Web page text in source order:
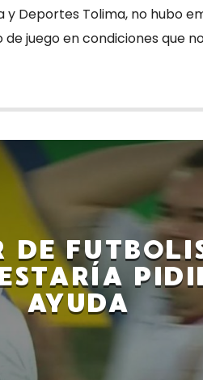
Deportes Tolima, no hubo
juego en condiciones que
DE
AYUDA